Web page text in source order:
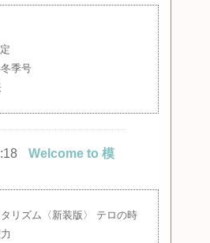
季号
Welcome to 模
リズム〈新装版〉 テロの時